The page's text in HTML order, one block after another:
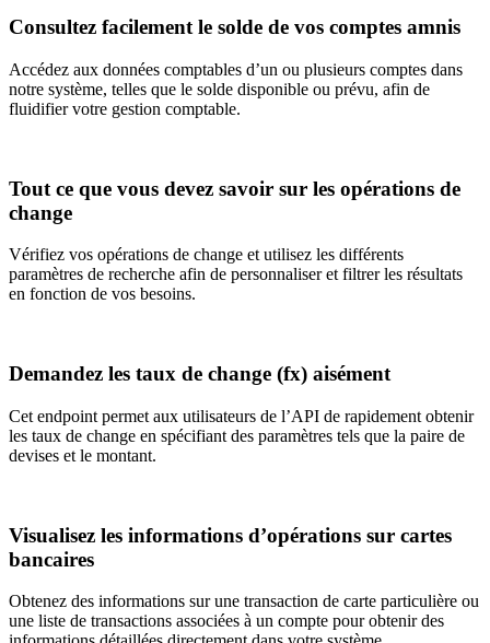
Consultez facilement le solde de vos comptes amnis
Accédez aux données comptables d’un ou plusieurs comptes dans
notre système, telles que le solde disponible ou prévu, afin de
fluidifier votre gestion comptable.
Tout ce que vous devez savoir sur les opérations de
change
Vérifiez vos opérations de change et utilisez les différents
paramètres de recherche afin de personnaliser et filtrer les résultats
en fonction de vos besoins.
Demandez les taux de change (fx) aisément
Cet endpoint permet aux utilisateurs de l’API de rapidement obtenir
les taux de change en spécifiant des paramètres tels que la paire de
devises et le montant.
Visualisez les informations d’opérations sur cartes
bancaires
Obtenez des informations sur une transaction de carte particulière ou
une liste de transactions associées à un compte pour obtenir des